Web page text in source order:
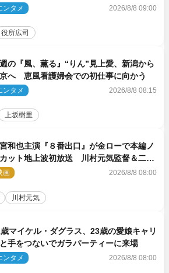
ンタメ 2026/8/8 09:00
役所広司
の『風、薫る』“りん”見上愛、新潟から
へ 恵風看護婦会での初仕事に向かう
ンタメ 2026/8/8 08:15
上坂樹里
和也主演『８番出口』が金ローで本編ノ
ット地上波初放送 川村元気監督＆二宮
ント到着
画 2026/8/8 08:00
川村元気
マイケル・ダグラス、23歳の愛娘キャリ
手をつないでガラパーティーに来場
ンタメ 2026/8/8 08:00